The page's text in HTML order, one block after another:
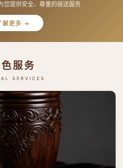
您提供安全、尊重的接送服务
解更多 →
服务
SERVICES